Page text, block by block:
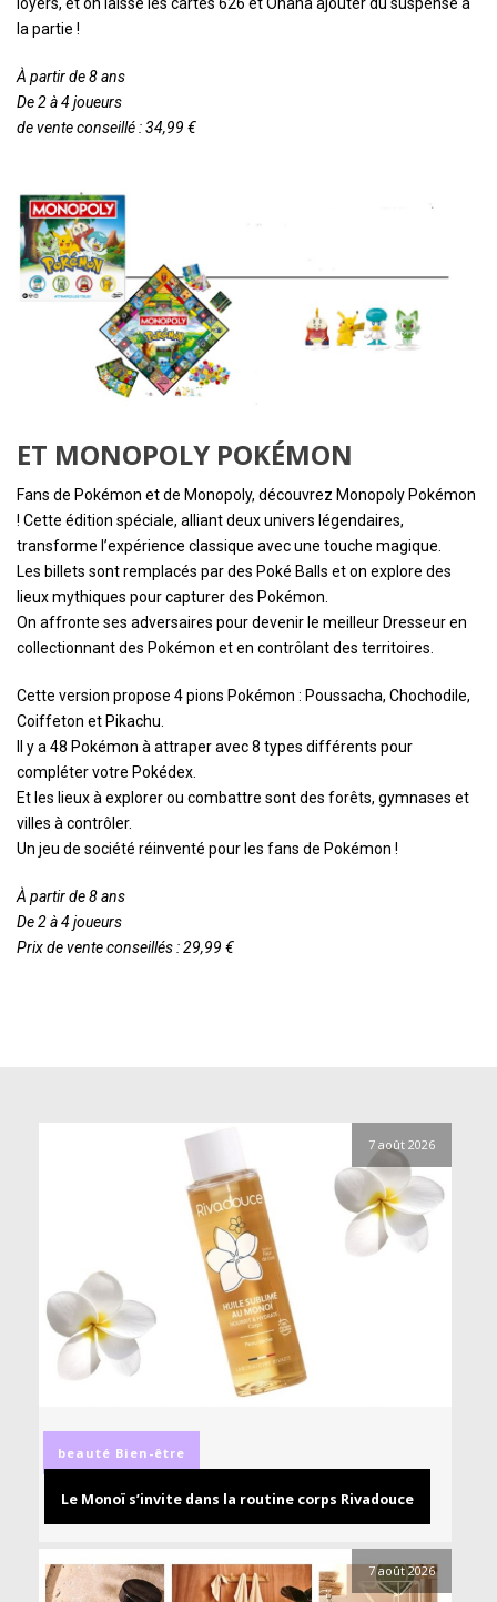
loyers, et on laisse les cartes 626 et Ohana ajouter du suspense à
la partie !
À partir de 8 ans
De 2 à 4 joueurs
de vente conseillé : 34,99 €
ET MONOPOLY POKÉMON
Fans de Pokémon et de Monopoly, découvrez Monopoly Pokémon
! Cette édition spéciale, alliant deux univers légendaires,
transforme l’expérience classique avec une touche magique.
Les billets sont remplacés par des Poké Balls et on explore des
lieux mythiques pour capturer des Pokémon.
On affronte ses adversaires pour devenir le meilleur Dresseur en
collectionnant des Pokémon et en contrôlant des territoires.
Cette version propose 4 pions Pokémon : Poussacha, Chochodile,
Coiffeton et Pikachu.
Il y a 48 Pokémon à attraper avec 8 types différents pour
compléter votre Pokédex.
Et les lieux à explorer ou combattre sont des forêts, gymnases et
villes à contrôler.
Un jeu de société réinventé pour les fans de Pokémon !
À partir de 8 ans
De 2 à 4 joueurs
Prix de vente conseillés : 29,99 €
7 août 2026
beauté Bien-être
Le Monoï s’invite dans la routine corps Rivadouce
7 août 2026